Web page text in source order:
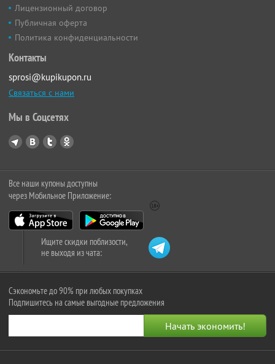
Лицензионный договор
Публичная оферта
Политика конфиденциальности
Контакты
sprosi@kupikupon.ru
Связаться с нами
Мы в Соцсетях
Все наши купоны доступны
через Мобильное Приложение:
Ищите скидки поблизости,
не выходя из чата:
Сэкономьте до 90% при любых покупках
Подпишитесь на самые выгодные предложения